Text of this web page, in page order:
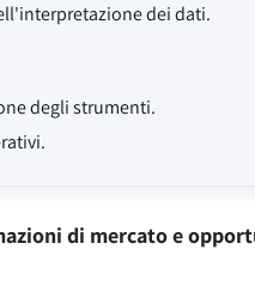
dei dati.
degli strumenti.
di mercato e